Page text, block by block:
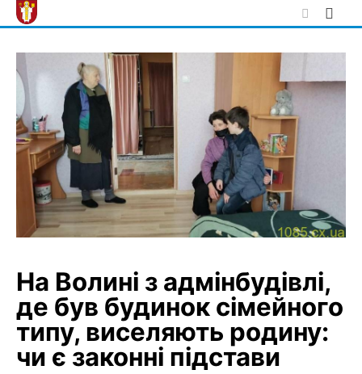
Skip
to
На Волині з адмінбудівлі,
де був будинок сімейного
типу, виселяють родину:
чи є законні підстави